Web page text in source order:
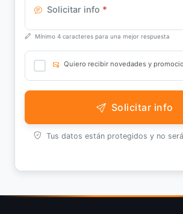
Solicitar info *
Mínimo 4 caracteres para una mejor respuesta
Quiero recibir novedades y
Solicitar info
Tus datos están protegidos y no